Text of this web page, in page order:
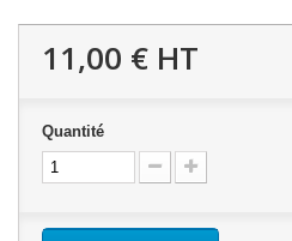
11,00 € HT
Quantité